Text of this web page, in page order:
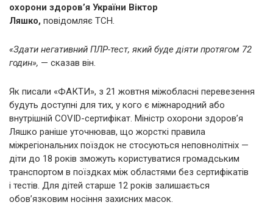
охорони здоров’я України Віктор
Ляшко, повідомляє ТСН.
«Здати негативний ПЛР-тест, який буде діяти протягом 72
годин», — сказав він.
Як писали «ФАКТИ», з 21 жовтня міжобласні перевезення
будуть доступні для тих, у кого є міжнародний або
внутрішній COVID-сертифікат. Міністр охорони здоров’я
Ляшко раніше уточнював, що жорсткі правила
міжрегіональних поїздок не стосуються неповнолітніх —
діти до 18 років зможуть користуватися громадським
транспортом в поїздках між областями без сертифікатів
і тестів. Для дітей старше 12 років залишається
обов’язковим носіння захисних масок.